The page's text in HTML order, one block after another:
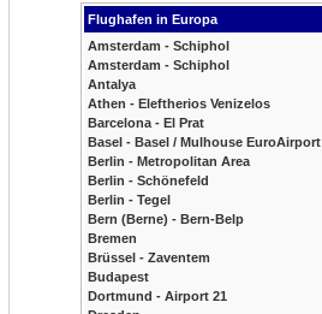
Flughafen in Europa
Amsterdam - Schiphol
Amsterdam - Schiphol
Antalya
Athen - Eleftherios Venizelos
Barcelona - El Prat
Basel - Basel / Mulhouse EuroAirport
Berlin - Metropolitan Area
Berlin - Schönefeld
Berlin - Tegel
Bern (Berne) - Bern-Belp
Bremen
Brüssel - Zaventem
Budapest
Dortmund - Airport 21